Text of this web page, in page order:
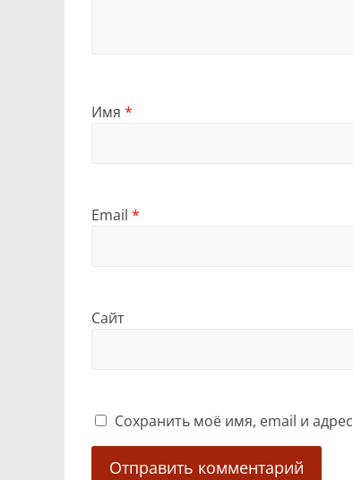
Имя *
Email *
Сайт
Сохранить моё имя, email и